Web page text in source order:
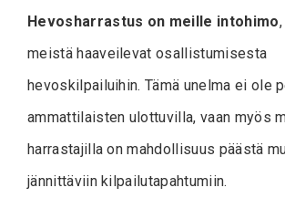
Hevosharrastus on meille intohimo
meistä haaveilevat osallistumisesta
hevoskilpailuihin. Tämä unelma ei ole
ammattilaisten ulottuvilla, vaan myös
harrastajilla on mahdollisuus päästä
jännittäviin kilpailutapahtumiin.